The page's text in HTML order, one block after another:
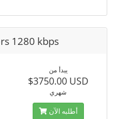
1280 kbps
يبدأ من
$3750.00 USD
شهري
أطلبه الآن